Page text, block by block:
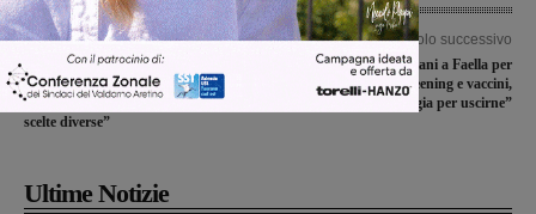
Articolo precedente
Scuole chiuse, l’assessore Bartolini:
“Come sempre a pagare sono
bambini e famiglie. Io avrei fatto
scelte diverse”
Articolo successivo
Il Presidente Giani a Faella per
Territori sicuri: “Screening e vaccini,
la strategia per uscirne”
Ultime Notizie